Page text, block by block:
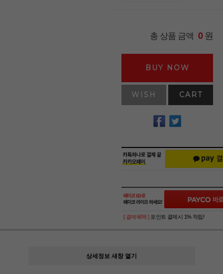
총 상품 금액 0원
BUY NOW
WISH CART
[ 결제혜택 ] 포인트 결제시 1% 적립!
상세정보 새창 열기